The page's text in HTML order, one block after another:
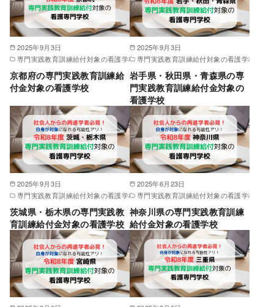
2025年9月3日
専門実践教育訓練給付対象の看護学校
京都府の専門実践教育訓練給
付金対象の看護学校
2025年9月3日
専門実践教育訓練給付対象の看護学校
岩手県・秋田県・青森県の専
門実践教育訓練給付金対象の
看護学校
2025年9月3日
専門実践教育訓練給付対象の看護学校
茨城県・栃木県の専門実践教
育訓練給付金対象の看護学校
2025年6月23日
専門実践教育訓練給付対象の看護学校
神奈川県の専門実践教育訓練
給付金対象の看護学校